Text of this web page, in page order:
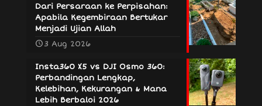
Dari Persaraan ke Perpisahan:
Apabila Kegembiraan Bertukar
Menjadi Ujian Allah
3 Aug 2026
Insta360 X5 vs DJI Osmo 360:
Perbandingan Lengkap,
Kelebihan, Kekurangan & Mana
Lebih Berbaloi 2026